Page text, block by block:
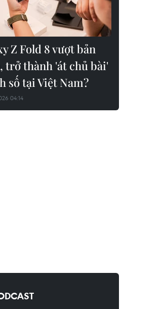
Z Fold 8 vượt bản
trở thành 'át chủ bài'
số tại Việt Nam?
04:14